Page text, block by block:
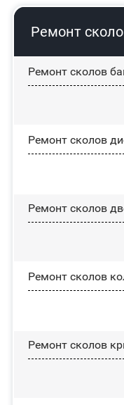
Ремонт
Ремонт сколов
Ремонт сколов
Ремонт сколов
Ремонт сколов
Ремонт сколов